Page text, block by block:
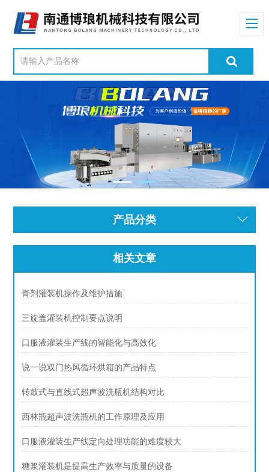
产品分类
相关文章
膏剂灌装机操作及维护措施
三旋盖灌装机控制要点说明
口服液灌装生产线的智能化与高效化
说一说双门热风循环烘箱的产品特点
转鼓式与直线式超声波洗瓶机结构对比
西林瓶超声波洗瓶机的工作原理及应用
口服液灌装生产线定向处理功能的难度较大
糖浆灌装机是提高生产效率与质量的设备